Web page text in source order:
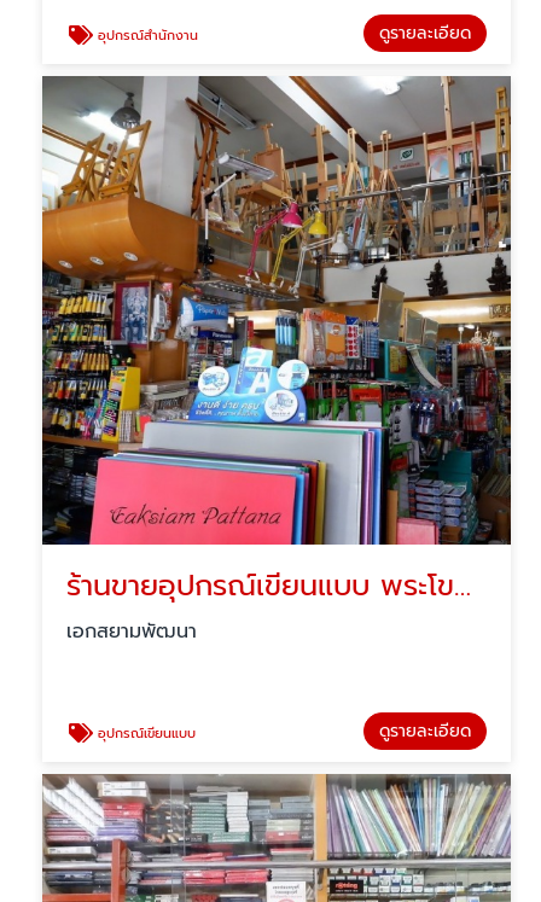
อุปกรณ์สำนักงาน ดูรายละเอียด
ร้านขายอุปกรณ์เขียนแบบ พระโขนง
เอกสยามพัฒนา
อุปกรณ์เขียนแบบ ดูรายละเอียด